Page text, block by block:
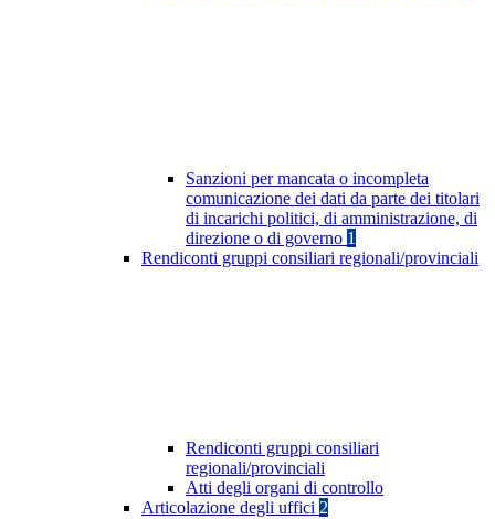
Sanzioni per mancata o incompleta
comunicazione dei dati da parte dei titolari
di incarichi politici, di amministrazione, di
direzione o di governo 1
Rendiconti gruppi consiliari regionali/provinciali
Rendiconti gruppi consiliari
regionali/provinciali
Atti degli organi di controllo
Articolazione degli uffici 2